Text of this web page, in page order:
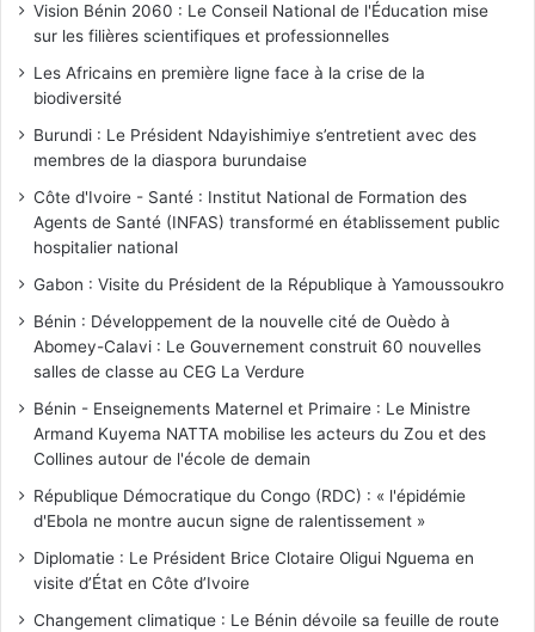
Vision Bénin 2060 : Le Conseil National de l'Éducation mise
sur les filières scientifiques et professionnelles
Les Africains en première ligne face à la crise de la
biodiversité
Burundi : Le Président Ndayishimiye s’entretient avec des
membres de la diaspora burundaise
Côte d'Ivoire - Santé : Institut National de Formation des
Agents de Santé (INFAS) transformé en établissement public
hospitalier national
Gabon : Visite du Président de la République à Yamoussoukro
Bénin : Développement de la nouvelle cité de Ouèdo à
Abomey-Calavi : Le Gouvernement construit 60 nouvelles
salles de classe au CEG La Verdure
Bénin - Enseignements Maternel et Primaire : Le Ministre
Armand Kuyema NATTA mobilise les acteurs du Zou et des
Collines autour de l'école de demain
République Démocratique du Congo (RDC) : « l'épidémie
d'Ebola ne montre aucun signe de ralentissement »
Diplomatie : Le Président Brice Clotaire Oligui Nguema en
visite d’État en Côte d’Ivoire
Changement climatique : Le Bénin dévoile sa feuille de route